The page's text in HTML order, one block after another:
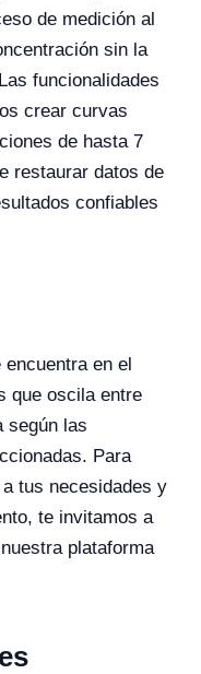
de medición al
sin la
funcionalidades
crear curvas
de hasta 7
restaurar datos de
confiables
encuentra en el
que oscila entre
según las
Para
tus necesidades y
te invitamos a
plataforma